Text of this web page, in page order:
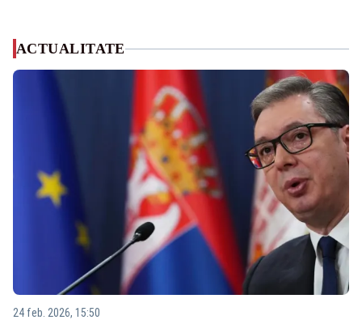
ACTUALITATE
24 feb. 2026, 15:50